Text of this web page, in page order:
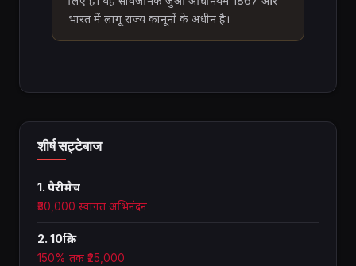
भारत में लागू राज्य कानूनों के अधीन है।
शीर्ष सट्टेबाज
1. पैरीमैच
₹30,000 स्वागत अभिनंदन
2. 10क्रिक
150% तक ₹25,000